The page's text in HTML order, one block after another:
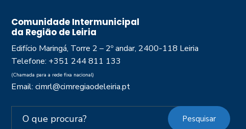
Comunidade Intermunicipal
da Região de Leiria
Edifício Maringá, Torre 2 – 2º andar, 2400-118 Leiria
Telefone: +351 244 811 133
(Chamada para a rede fixa nacional)
Email: cimrl@cimregiaodeleiria.pt
Pesquisar